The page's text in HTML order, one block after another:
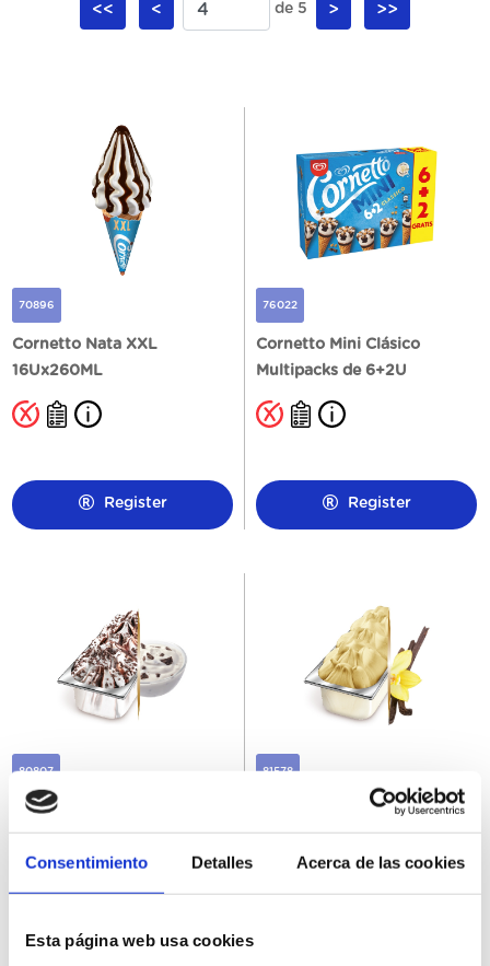
Consentimiento Detalles Acerca de las cookies
Esta página web usa cookies
<< < de 5 > >>
70896
Cornetto Nata XXL
16Ux260ML
Register
76022
Cornetto Mini Clásico
Multipacks de 6+2U
Register
80807
Helado Granel Stracciatella
Carte D'Or 5,5L
81578
Helado Granel Vainilla
Madagascar Carte D'Or 5,5L